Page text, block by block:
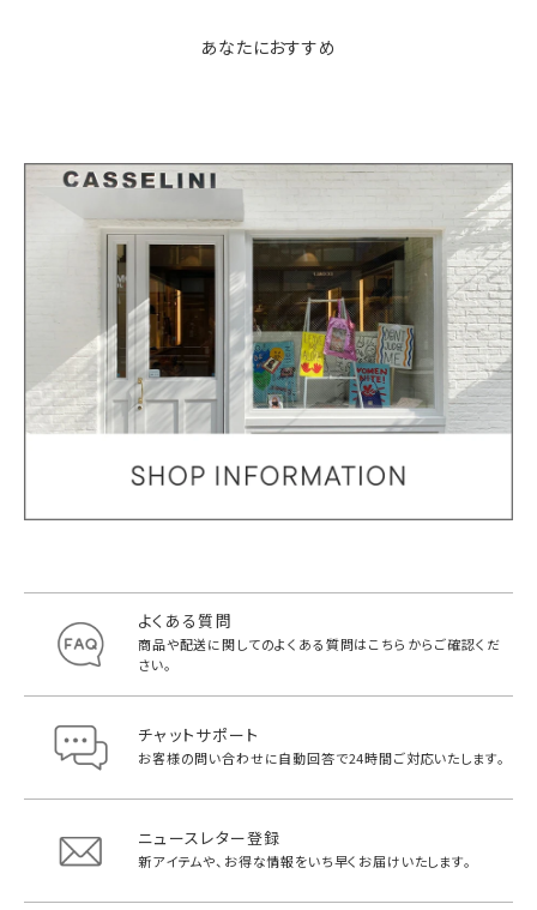
あなたにおすすめ
よくある質問
商品や配送に関してのよくある質問はこちらからご確認くだ
さい。
チャットサポート
お客様の問い合わせに自動回答で24時間ご対応いたします。
ニュースレター登録
新アイテムや、お得な情報をいち早く お届けいたします。